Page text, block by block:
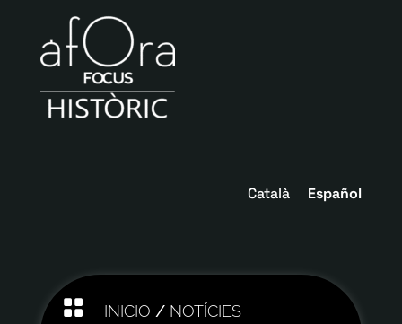
Català Español
 INICIO / NOTÍCIES